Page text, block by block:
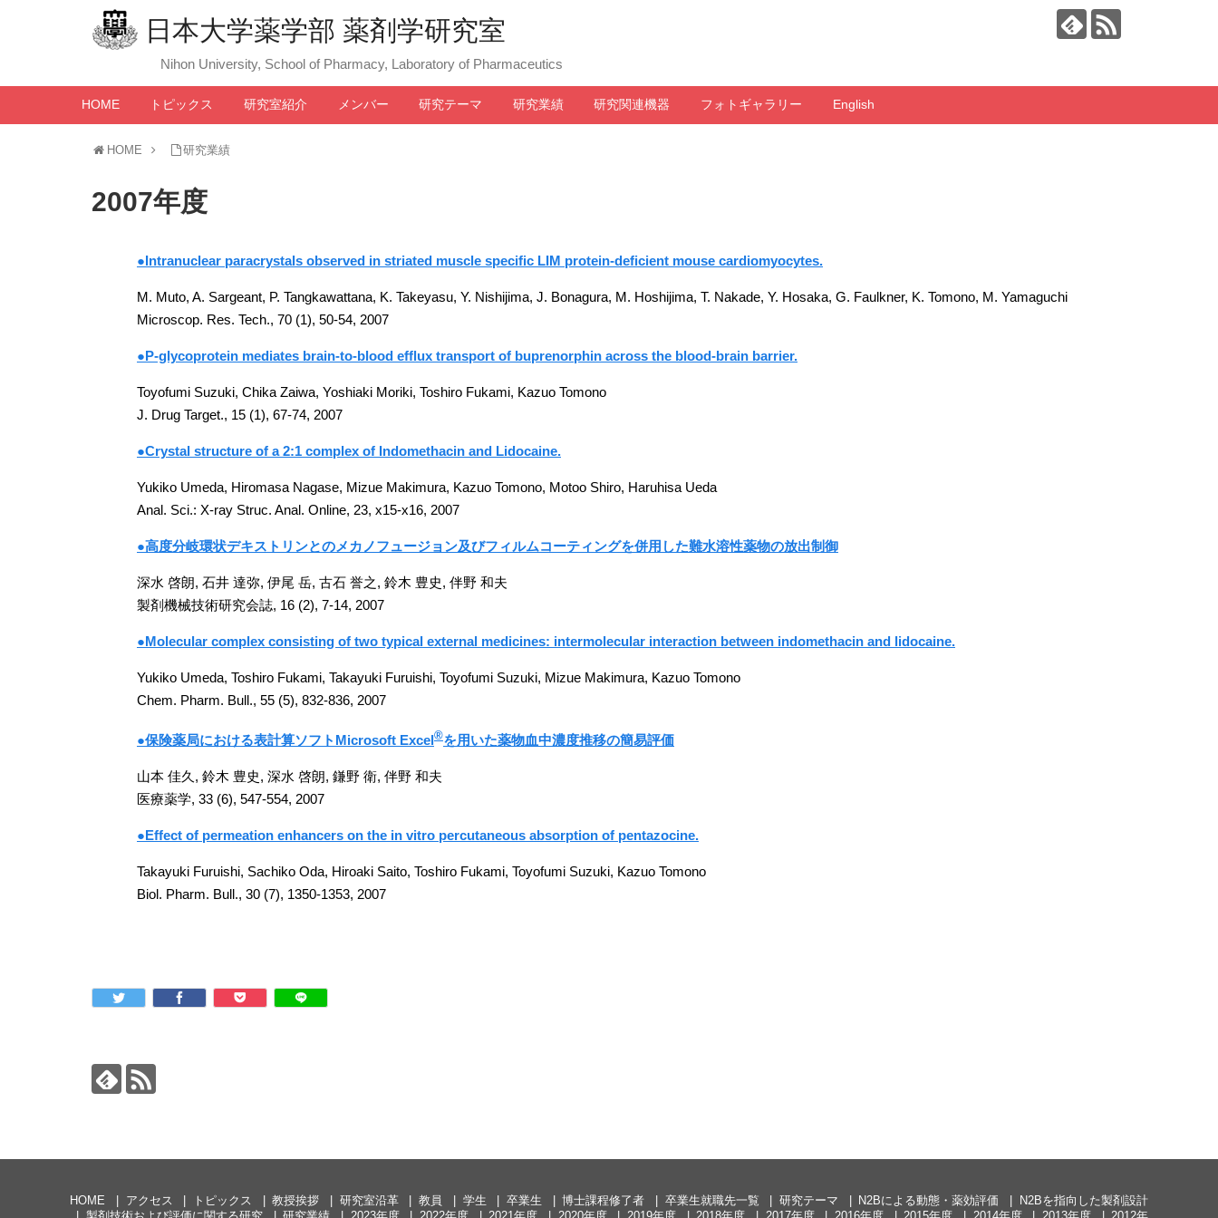
日本大学薬学部 薬剤学研究室
Nihon University, School of Pharmacy, Laboratory of Pharmaceutics
HOME トピックス 研究室紹介 メンバー 研究テーマ 研究業績 研究関連機器 フォトギャラリー English
HOME 研究業績
2007年度
●Intranuclear paracrystals observed in striated muscle specific LIM protein-deficient mouse cardiomyocytes.
M. Muto, A. Sargeant, P. Tangkawattana, K. Takeyasu, Y. Nishijima, J. Bonagura, M. Hoshijima, T. Nakade, Y. Hosaka, G. Faulkner, K. Tomono, M. Yamaguchi
Microscop. Res. Tech., 70 (1), 50-54, 2007
●P-glycoprotein mediates brain-to-blood efflux transport of buprenorphin across the blood-brain barrier.
Toyofumi Suzuki, Chika Zaiwa, Yoshiaki Moriki, Toshiro Fukami, Kazuo Tomono
J. Drug Target., 15 (1), 67-74, 2007
●Crystal structure of a 2:1 complex of Indomethacin and Lidocaine.
Yukiko Umeda, Hiromasa Nagase, Mizue Makimura, Kazuo Tomono, Motoo Shiro, Haruhisa Ueda
Anal. Sci.: X-ray Struc. Anal. Online, 23, x15-x16, 2007
●高度分岐環状デキストリンとのメカノフュージョン及びフィルムコーティングを併用した難水溶性薬物の放出制御
深水 啓朗, 石井 達弥, 伊尾 岳, 古石 誉之, 鈴木 豊史, 伴野 和夫
製剤機械技術研究会誌, 16 (2), 7-14, 2007
●Molecular complex consisting of two typical external medicines: intermolecular interaction between indomethacin and lidocaine.
Yukiko Umeda, Toshiro Fukami, Takayuki Furuishi, Toyofumi Suzuki, Mizue Makimura, Kazuo Tomono
Chem. Pharm. Bull., 55 (5), 832-836, 2007
●保険薬局における表計算ソフトMicrosoft Excel®を用いた薬物血中濃度推移の簡易評価
山本 佳久, 鈴木 豊史, 深水 啓朗, 鎌野 衛, 伴野 和夫
医療薬学, 33 (6), 547-554, 2007
●Effect of permeation enhancers on the in vitro percutaneous absorption of pentazocine.
Takayuki Furuishi, Sachiko Oda, Hiroaki Saito, Toshiro Fukami, Toyofumi Suzuki, Kazuo Tomono
Biol. Pharm. Bull., 30 (7), 1350-1353, 2007
HOME アクセス トピックス 教授挨拶 研究室沿革 教員 学生 卒業生 博士課程修了者 卒業生就職先一覧 研究テーマ N2Bによる動態・薬効評価
N2Bを指向した製剤設計